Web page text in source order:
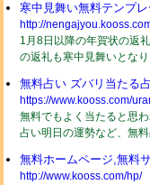
寒中見舞い無料テンプレ
http://
1月8日以降の年賀状の返
の返礼も寒中見舞いとなり
無料占い ズバリ当たる
https://www.kooss.com/
無料でもよく当たると思
占い明日の運勢など、無料
無料ホームページ,無料
http://www.kooss.com/hp/